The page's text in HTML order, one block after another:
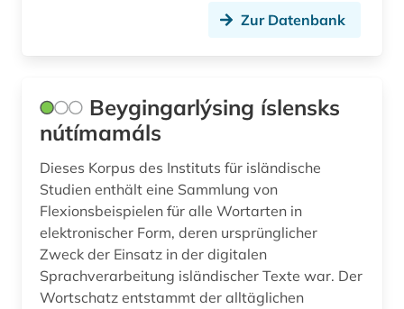
Zur Datenbank
Beygingarlýsing íslensks
nútímamáls
Dieses Korpus des Instituts für isländische
Studien enthält eine Sammlung von
Flexionsbeispielen für alle Wortarten in
elektronischer Form, deren ursprünglicher
Zweck der Einsatz in der digitalen
Sprachverarbeitung isländischer Texte war. Der
Wortschatz entstammt der alltäglichen